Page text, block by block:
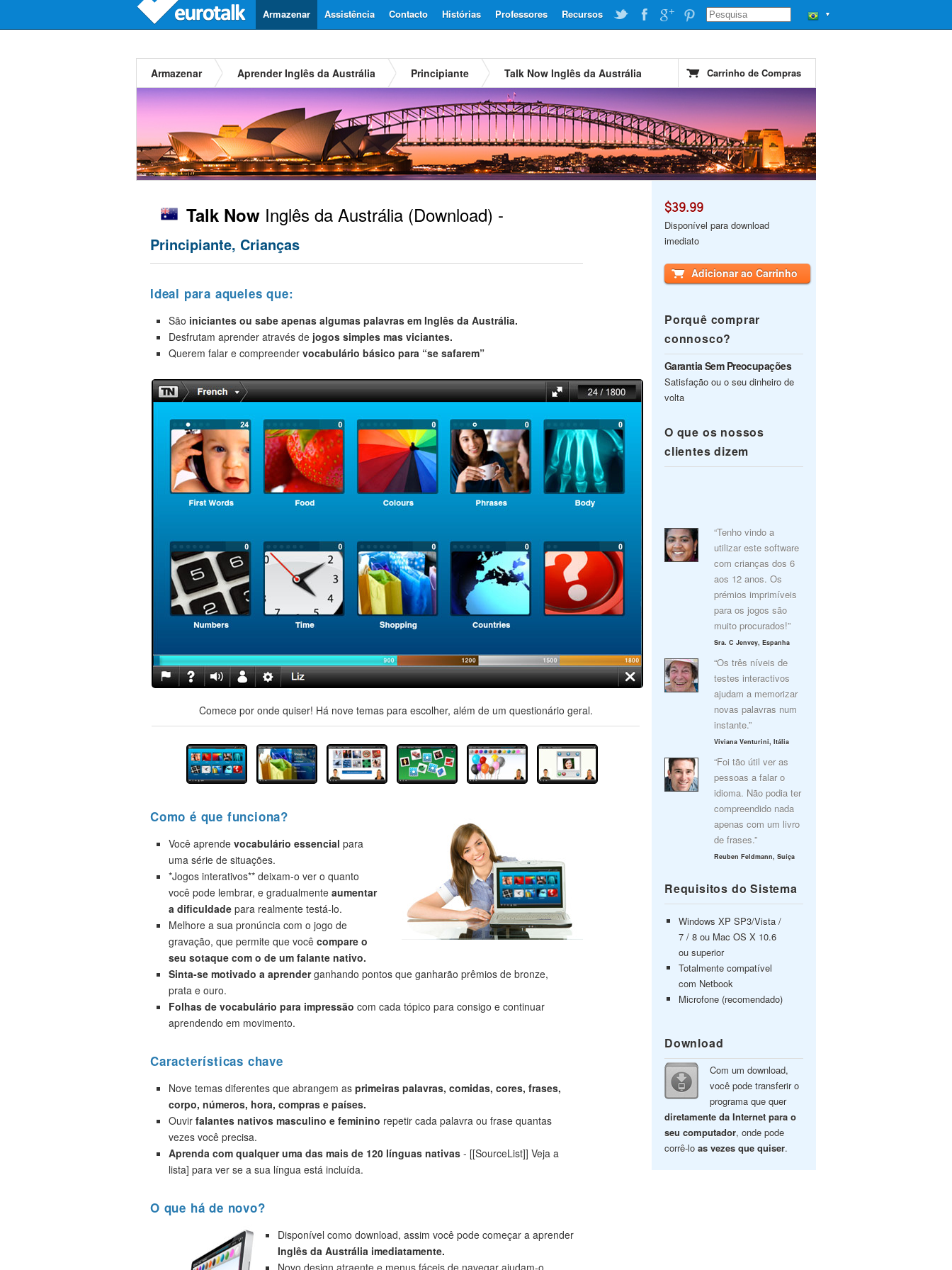
▼
Recursos
Professores
Histórias
Contacto
Assistência
Armazenar
Armazenar Aprender Inglês da Austrália Principiante Talk Now Inglês da Austrália Carrinho de Compras
Talk Now Inglês da Austrália (Download) -
Principiante, Crianças
Ideal para aqueles que:
São iniciantes ou sabe apenas algumas palavras em Inglês da Austrália.
Desfrutam aprender através de jogos simples mas viciantes.
Querem falar e compreender vocabulário básico para “se safarem”
Comece por onde quiser! Há nove temas para escolher, além de um questionário geral.
Como é que funciona?
Você aprende vocabulário essencial para
uma série de situações.
*Jogos interativos** deixam-o ver o quanto
você pode lembrar, e gradualmente aumentar
a dificuldade para realmente testá-lo.
Melhore a sua pronúncia com o jogo de
gravação, que permite que você compare o
seu sotaque com o de um falante nativo.
Sinta-se motivado a aprenderganhando pontos que ganharão prêmios de bronze,
prata e ouro.
Folhas de vocabulário para impressão com cada tópico para consigo e continuar
aprendendo em movimento.
Características chave
Nove temas diferentes que abrangem as primeiras palavras, comidas, cores, frases,
corpo, números, hora, compras e países.
Ouvir falantes nativos masculino e feminino repetir cada palavra ou frase quantas
vezes você precisa.
Aprenda com qualquer uma das mais de 120 línguas nativas - [[SourceList]] Veja a
lista] para ver se a sua língua está incluída.
O que há de novo?
Disponível como download, assim você pode começar a aprender
Inglês da Austrália imediatamente.
Novo design atraente e menus fáceis de navegar ajudam-o
$39.99
Disponível para download
imediato
Adicionar ao Carrinho
Porquê comprar
connosco?
Garantia Sem Preocupações
Satisfação ou o seu dinheiro de
volta
O que os nossos
clientes dizem
“Tenho vindo a
utilizar este software
com crianças dos 6
aos 12 anos. Os
prémios imprimíveis
para os jogos são
muito procurados!”
Sra. C Jenvey, Espanha
“Os três níveis de
testes interactivos
ajudam a memorizar
novas palavras num
instante.”
Viviana Venturini, Itália
“Foi tão útil ver as
pessoas a falar o
idioma. Não podia ter
compreendido nada
apenas com um livro
de frases.”
Reuben Feldmann, Suíça
Requisitos do Sistema
Windows XP SP3/Vista /
7 / 8 ou Mac OS X 10.6
ou superior
Totalmente compatível
com Netbook
Microfone (recomendado)
Download
Com um download,
você pode transferir o
programa que quer
diretamente da Internet para o
seu computador, onde pode
corrê-lo as vezes que quiser.